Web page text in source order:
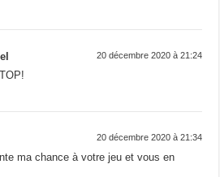
20 décembre 2020 à 21:24
20 décembre 2020 à 21:34
ma chance à votre jeu et vous en